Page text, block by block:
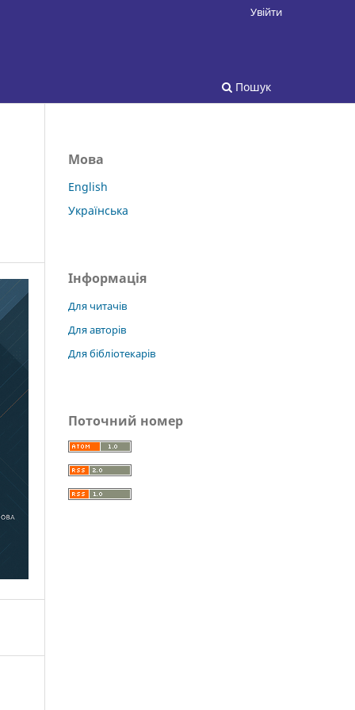
Пошук
Увійти
Мова
English
Українська
Інформація
Для читачів
Для авторів
Для бібліотекарів
Поточний номер